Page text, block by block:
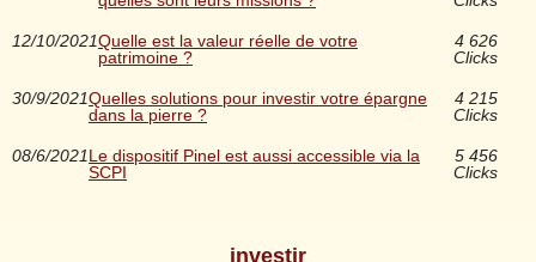
12/10/2021Quelle est la valeur réelle de votre
patrimoine ?
4 626
Clicks
30/9/2021Quelles solutions pour investir votre épargne
dans la pierre ?
4 215
Clicks
08/6/2021Le dispositif Pinel est aussi accessible via la
SCPI
5 456
Clicks
investir